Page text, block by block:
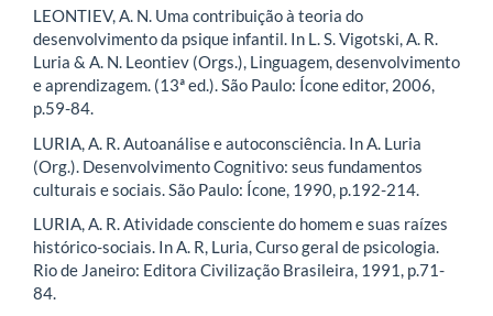
LEONTIEV, A. N. Uma contribuição à teoria do
desenvolvimento da psique infantil. In L. S. Vigotski, A. R.
Luria & A. N. Leontiev (Orgs.), Linguagem, desenvolvimento
e aprendizagem. (13ª ed.). São Paulo: Ícone editor, 2006,
p.59-84.
LURIA, A. R. Autoanálise e autoconsciência. In A. Luria
(Org.). Desenvolvimento Cognitivo: seus fundamentos
culturais e sociais. São Paulo: Ícone, 1990, p.192-214.
LURIA, A. R. Atividade consciente do homem e suas raízes
histórico-sociais. In A. R, Luria, Curso geral de psicologia.
Rio de Janeiro: Editora Civilização Brasileira, 1991, p.71-
84.